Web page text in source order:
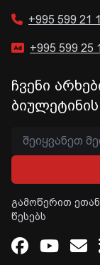
+995 599 21
+995 599 25
ჩვენი
გამოწერით
წესებს
Facebook